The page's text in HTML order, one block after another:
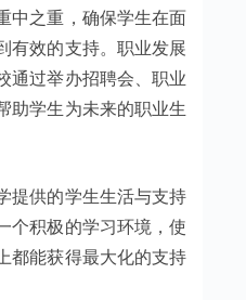
中之重，确保学生在面
有效的支持。职业发展
通过举办招聘会、职业
助学生为未来的职业生
提供的学生生活与支持
个积极的学习环境，使
都能获得最大化的支持